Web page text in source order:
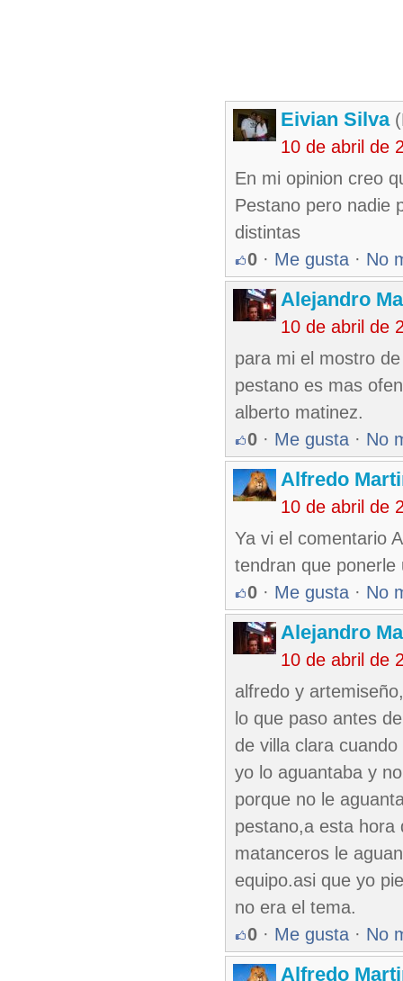
Eivian Silva
10 de abril de
En mi opinion creo
Pestano pero nadie
distintas
0 · Me gusta · No
Alejandro
10 de abril de
para mi el mostro
pestano es mas
alberto matinez.
0 · Me gusta · No
Alfredo
10 de abril de
Ya vi el comentario
tendran que
0 · Me gusta · No
Alejandro
10 de abril de
alfredo y
lo que paso antes
de villa clara
yo lo aguantaba y
porque no le
pestano,a esta hora
matanceros le
equipo.asi que yo
no era el tema.
0 · Me gusta · No
Alfredo